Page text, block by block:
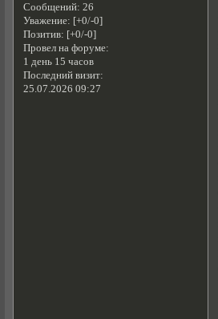
Сообщений: 26
Уважение: [+0/-0]
Позитив: [+0/-0]
Провел на форуме:
1 день 15 часов
Последний визит:
25.07.2026 09:27